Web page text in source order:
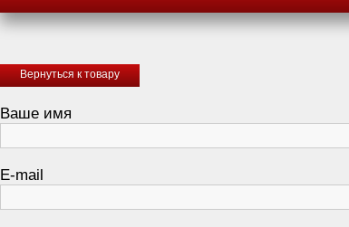
Вернуться к товару
Ваше имя
E-mail